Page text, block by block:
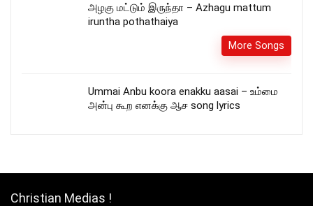
அழகு மட்டும் இருந்தா – Azhagu mattum
iruntha pothathaiya
More Songs
Ummai Anbu koora enakku aasai – உம்மை
அன்பு கூற எனக்கு ஆச song lyrics
Christian Medias !